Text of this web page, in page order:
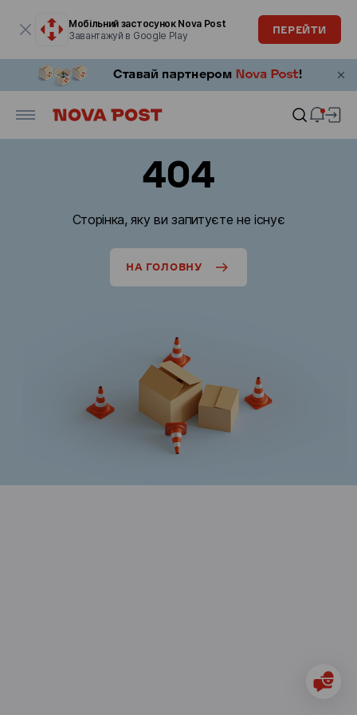
Мобільний застосунок Nova Post
Завантажуй в Google Play
ПЕРЕЙТИ
404
Сторінка, яку ви запитуєте не існує
НА ГОЛОВНУ